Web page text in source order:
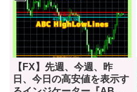
【FX】先週、今週、昨
日、今日の高安値を表示す